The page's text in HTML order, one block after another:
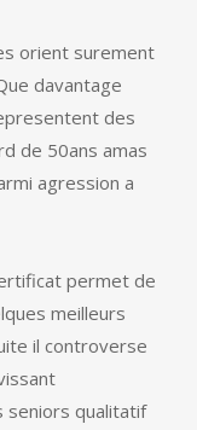
orient surement
davantage
des
de 50ans amas
agression a
permet de
meilleurs
il controverse
seniors qualitatif